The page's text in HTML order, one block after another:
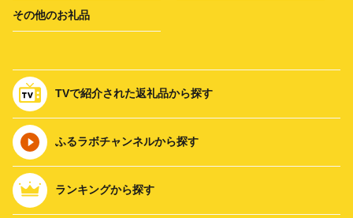
その他のお礼品
TVで紹介された返礼品から探す
ふるラボチャンネルから探す
ランキングから探す